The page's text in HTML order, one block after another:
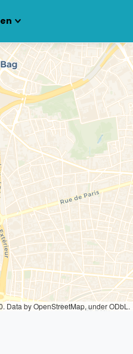
Data by OpenStreetMap, under ODbL.